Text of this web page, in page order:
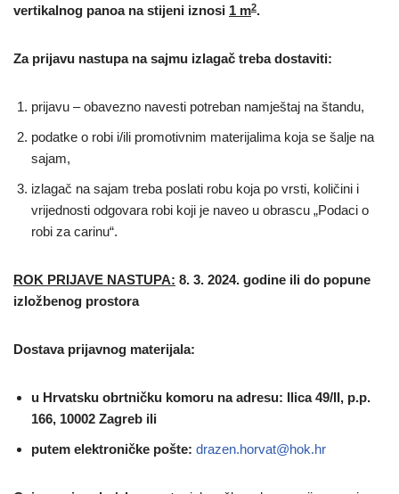
vertikalnog panoa na stijeni iznosi 1 m2.
Za prijavu nastupa na sajmu izlagač treba dostaviti:
prijavu – obavezno navesti potreban namještaj na štandu,
podatke o robi i/ili promotivnim materijalima koja se šalje na
sajam,
izlagač na sajam treba poslati robu koja po vrsti, količini i
vrijednosti odgovara robi koji je naveo u obrascu „Podaci o
robi za carinu“.
ROK PRIJAVE NASTUPA: 8. 3. 2024. godine ili do popune
izložbenog prostora
Dostava prijavnog materijala:
u Hrvatsku obrtničku komoru na adresu: Ilica 49/II, p.p.
166, 10002 Zagreb ili
putem elektroničke pošte: drazen.horvat@hok.hr